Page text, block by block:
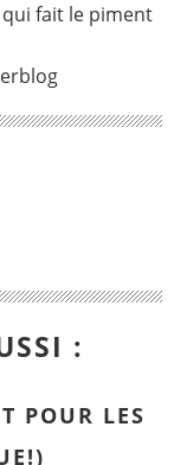
fait le piment
:
POUR LES